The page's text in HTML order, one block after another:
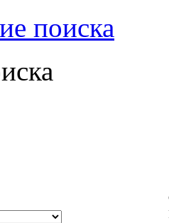
поиска